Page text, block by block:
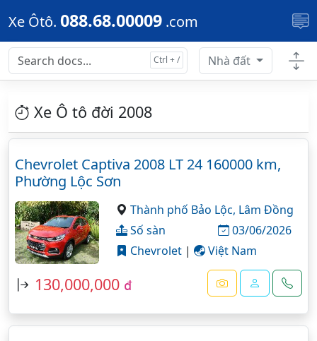
Skip to main content
Xe Ôtô. 088.68.00009 .com
Nhà đất
Xe Ô tô đời 2008
Chevrolet Captiva 2008 LT 24 160000 km,
Phường Lộc Sơn
Thành phố Bảo Lộc, Lâm Đồng
Số sàn
03/06/2026
Chevrolet | Việt Nam
130,000,000 đ